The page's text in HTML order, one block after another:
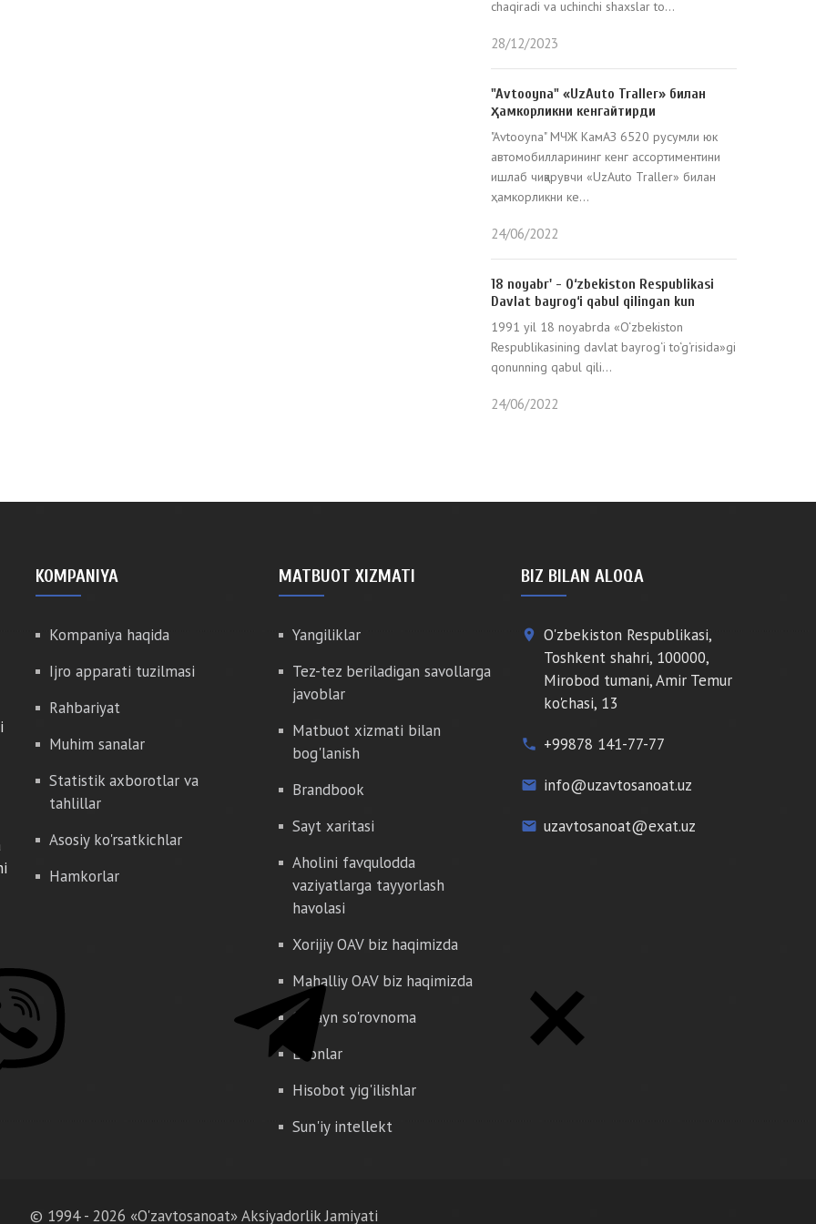
chaqiradi va uchinchi shaxslar to...
28/12/2023
"Avtooyna" «UzAuto Traller» билан
ҳамкорликни кенгайтирди
"Avtooyna" МЧЖ КамАЗ 6520 русумли юк
автомобилларининг кенг ассортиментини
ишлаб чиқарувчи «UzAuto Traller» билан
ҳамкорликни ке...
24/06/2022
18 noyabr' - O‘zbekiston Respublikasi
Davlat bayrog‘i qabul qilingan kun
1991 yil 18 noyabrda «O‘zbekiston
Respublikasining davlat bayrog‘i to‘g‘risida»gi
qonunning qabul qili...
24/06/2022
KOMPANIYA
Kompaniya haqida
Ijro apparati tuzilmasi
Rahbariyat
Muhim sanalar
Statistik axborotlar va
tahlillar
Asosiy ko'rsatkichlar
Hamkorlar
MATBUOT XIZMATI
Yangiliklar
Tez-tez beriladigan savollarga
javoblar
Matbuot xizmati bilan
bog'lanish
Brandbook
Sayt xaritasi
Aholini favqulodda
vaziyatlarga tayyorlash
havolasi
Xorijiy OAV biz haqimizda
Mahalliy OAV biz haqimizda
Onlayn so'rovnoma
E'lonlar
Hisobot yig'ilishlar
Sun'iy intellekt
BIZ BILAN ALOQA
place O'zbekiston Respublikasi,
Toshkent shahri, 100000,
Mirobod tumani, Amir Temur
ko'chasi, 13
phone +99878 141-77-77
email info@uzavtosanoat.uz
email uzavtosanoat@exat.uz
© 1994 - 2026 «O'zavtosanoat» Aksiyadorlik Jamiyati